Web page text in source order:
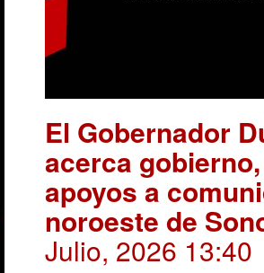
El Gobernador
acerca
apoyos a
noroeste de
Julio, 2026 13:40